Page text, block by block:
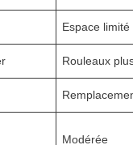
Espace limité
Rouleaux
Modérée